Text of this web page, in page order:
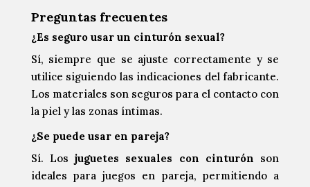
Preguntas frecuentes
¿Es seguro usar un cinturón sexual?
Sí, siempre que se ajuste correctamente y se
utilice siguiendo las indicaciones del fabricante.
Los materiales son seguros para el contacto con
la piel y las zonas íntimas.
¿Se puede usar en pareja?
Sí. Losjuguetes sexuales con cinturón
son
ideales para juegos en pareja, permitiendo a